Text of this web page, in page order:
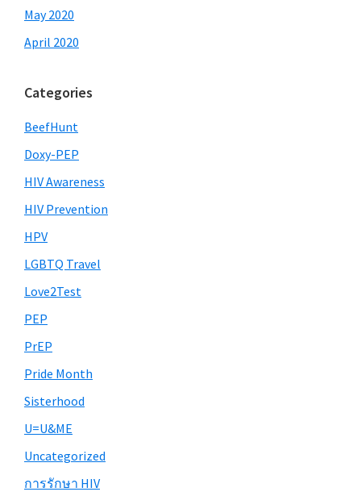
May 2020
April 2020
Categories
BeefHunt
Doxy-PEP
HIV Awareness
HIV Prevention
HPV
LGBTQ Travel
Love2Test
PEP
PrEP
Pride Month
Sisterhood
U=U&ME
Uncategorized
การรักษา HIV